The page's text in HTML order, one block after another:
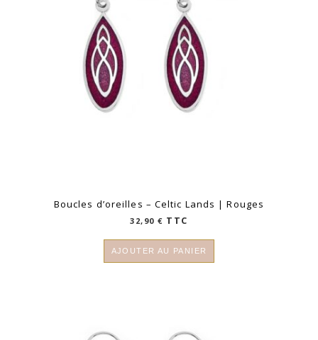
Boucles d’oreilles – Celtic Lands | Rouges
32,90€ TTC
AJOUTER AU PANIER